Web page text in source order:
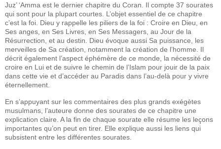
Juz’ ‘Amma est le dernier chapitre du Coran. Il compte 37 sourates
qui sont pour la plupart courtes. L’objet essentiel de ce chapitre
c’est la foi. Dieu y rappelle les piliers de la foi : Croire en Dieu, en
Ses anges, en Ses Livres, en Ses Messagers, au Jour de la
Résurrection, et au destin. Dieu évoque aussi Sa puissance, les
merveilles de Sa création, notamment la création de l’homme. Il
décrit également l’aspect éphémère de ce monde, la nécessité de
croire en Lui et de suivre le chemin de l’Islam pour jouir de la paix
dans cette vie et d’accéder au Paradis dans l’au-delà pour y vivre
éternellement.
En s’appuyant sur les commentaires des plus grands exégètes
musulmans, l’auteure donne des sourates de ce chapitre une
explication claire. A la fin de chaque sourate elle résume les leçons
importantes qu’on peut en tirer. Elle explique aussi les liens qui
subsistent entre les différentes sourates.